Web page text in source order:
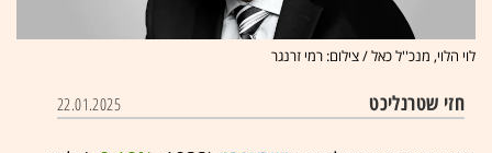
לוי הלוי, מנכ''ל כאל / צילום: רמי זרנגר
חזי שטרנליכט 22.01.2025